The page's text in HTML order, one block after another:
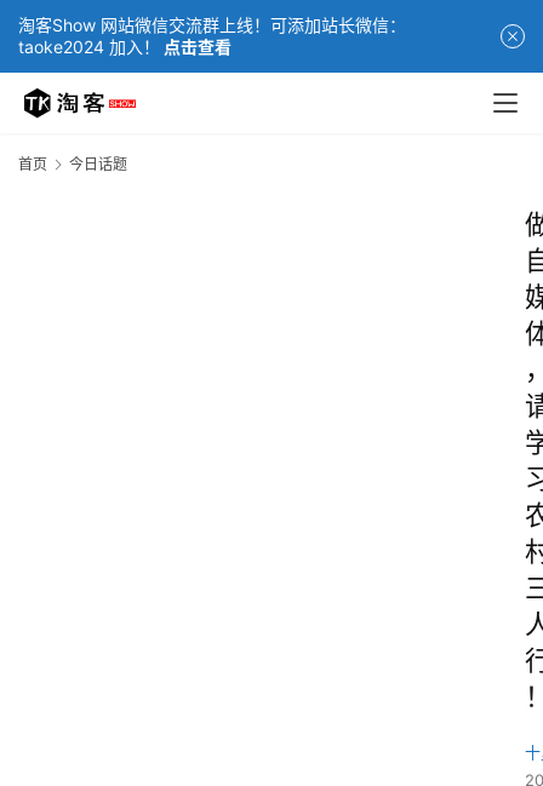
淘客Show 网站微信交流群上线！可添加站长微信：
taoke2024 加入！
点击查看
首页 今日话题